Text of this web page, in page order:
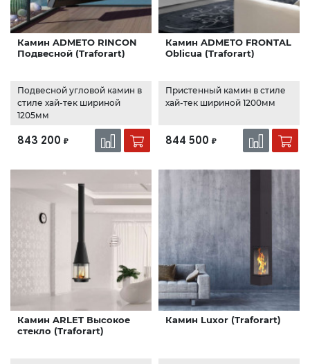
Камин ADMETO RINCON
Подвесной (Traforart)
Подвесной угловой камин в
стиле хай-тек шириной
1205мм
843 200 ₽
Камин ADMETO FRONTAL
Oblicua (Traforart)
Пристенный камин в стиле
хай-тек шириной 1200мм
844 500 ₽
Камин ARLET Высокое
стекло (Traforart)
Камин Luxor (Traforart)